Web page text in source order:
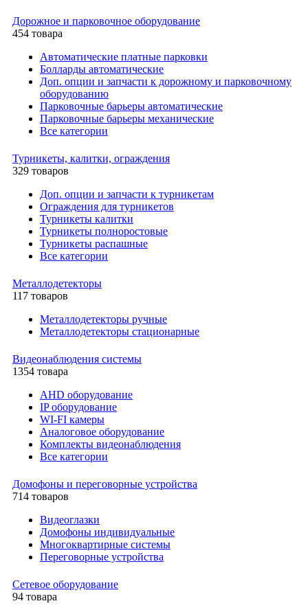
Дорожное и парковочное оборудование
454 товара
Автоматические платные парковки
Болларды автоматические
Доп. опции и запчасти к дорожному и парковочному
оборудованию
Парковочные барьеры автоматические
Парковочные барьеры механические
Все категории
Турникеты, калитки, ограждения
329 товаров
Доп. опции и запчасти к турникетам
Ограждения для турникетов
Турникеты калитки
Турникеты полноростовые
Турникеты распашные
Все категории
Металлодетекторы
117 товаров
Металлодетекторы ручные
Металлодетекторы стационарные
Видеонаблюдения cистемы
1354 товара
AHD оборудование
IP оборудование
WI-FI камеры
Аналоговое оборудование
Комплекты видеонаблюдения
Все категории
Домофоны и переговорные устройства
714 товаров
Видеоглазки
Домофоны индивидуальные
Многоквартирные системы
Переговорные устройства
Сетевое оборудование
94 товара